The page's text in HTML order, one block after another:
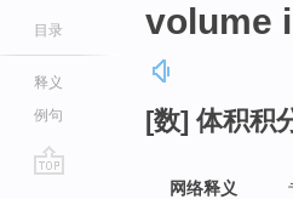
目录
释义
例句
volume
[数] 体积积
网络释义